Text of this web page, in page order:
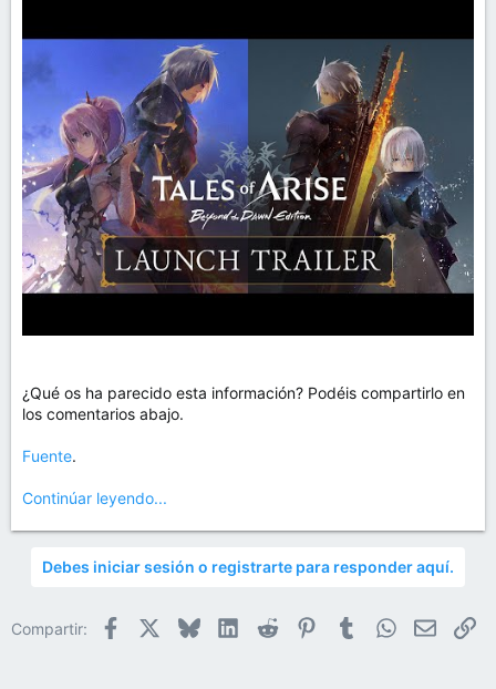
¿Qué os ha parecido esta información? Podéis compartirlo en
los comentarios abajo.
Fuente.
Continúar leyendo...
Debes iniciar sesión o registrarte para responder aquí.
Compartir: Facebook BlueskyLinkedIn
Reddit PinterestTumblrWhatsApp
Email